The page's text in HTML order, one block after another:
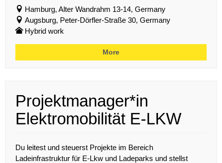
Hamburg, Alter Wandrahm 13-14, Germany
Augsburg, Peter-Dörfler-Straße 30, Germany
Hybrid work
More
Projektmanager*in
Elektromobilität E-LKW
Du leitest und steuerst Projekte im Bereich
Ladeinfrastruktur für E-Lkw und Ladeparks und stellst